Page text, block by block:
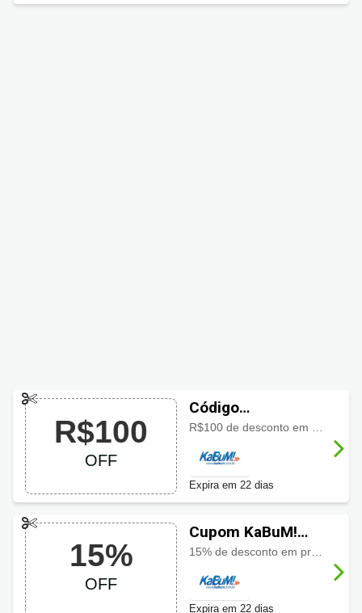
R$100
OFF
Código
promocional
R$100 OFF
R$100 de desconto em produtos ASRock. Aproveite!
Expira em 22 dias
15%
OFF
Cupom KaBuM!
com 15% OFF
Expira em 22 dias